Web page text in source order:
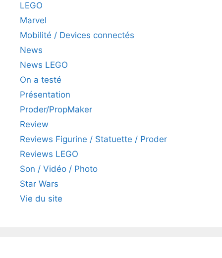
LEGO
Marvel
Mobilité / Devices connectés
News
News LEGO
On a testé
Présentation
Proder/PropMaker
Review
Reviews Figurine / Statuette / Proder
Reviews LEGO
Son / Vidéo / Photo
Star Wars
Vie du site